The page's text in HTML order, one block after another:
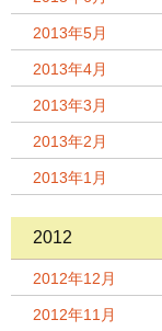
2013年5月
2013年4月
2013年3月
2013年2月
2013年1月
2012
2012年12月
2012年11月